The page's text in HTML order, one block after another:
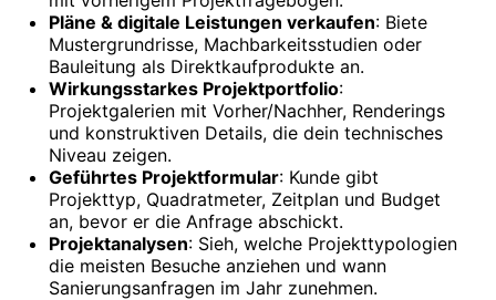
Pläne & digitale Leistungen verkaufen: Biete
Mustergrundrisse, Machbarkeitsstudien oder
Bauleitung als Direktkaufprodukte an.
Wirkungsstarkes Projektportfolio:
Projektgalerien mit Vorher/Nachher, Renderings
und konstruktiven Details, die dein technisches
Niveau zeigen.
Geführtes Projektformular: Kunde gibt
Projekttyp, Quadratmeter, Zeitplan und Budget
an, bevor er die Anfrage abschickt.
Projektanalysen: Sieh, welche Projekttypologien
die meisten Besuche anziehen und wann
Sanierungsanfragen im Jahr zunehmen.